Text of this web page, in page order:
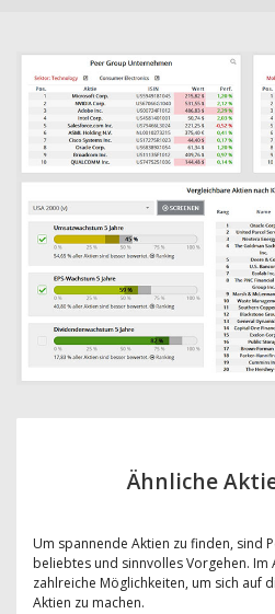
Ähnliche
Um spannende Aktien zu finden, sind
beliebtes und sinnvolles Vorgehen. Im
zahlreiche Möglichkeiten, um sich auf
Aktien zu machen.